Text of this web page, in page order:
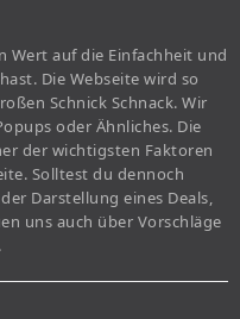
Wert auf die Einfachheit und
Die Webseite wird so
Schnick Schnack. Wir
oder Ähnliches. Die
der wichtigsten Faktoren
Solltest du dennoch
Darstellung eines Deals,
uns auch über Vorschläge